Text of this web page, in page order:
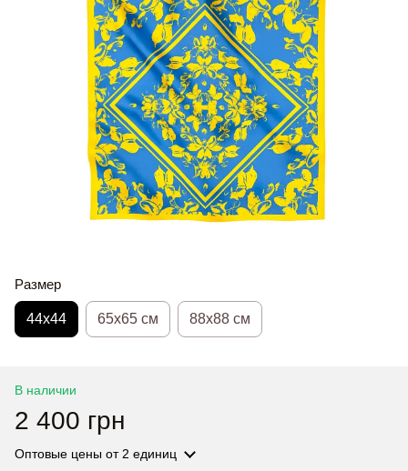
Размер
44х44 65x65 см 88x88 см
В наличии
2 400 грн
Оптовые цены от 2 единиц